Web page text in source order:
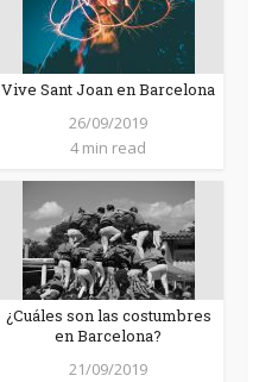
Vive Sant Joan en Barcelona
26/09/2019
4 min read
¿Cuáles son las costumbres
en Barcelona?
21/09/2019